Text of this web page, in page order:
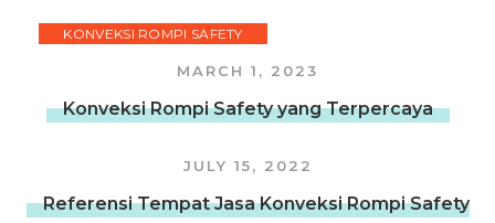
KONVEKSI ROMPI SAFETY
MARCH 1, 2023
Konveksi Rompi Safety yang Terpercaya
JULY 15, 2022
Referensi Tempat Jasa Konveksi Rompi Safety